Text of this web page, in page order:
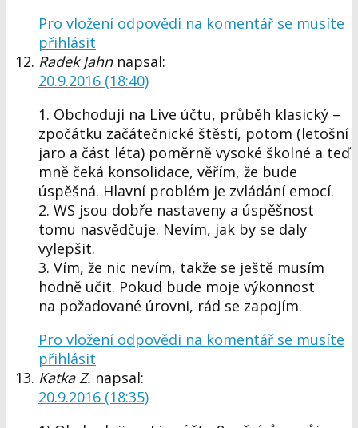
Pro vložení odpovědi na komentář se musíte
přihlásit
Radek Jahn napsal:
20.9.2016 (18:40)
1. Obchoduji na Live účtu, průběh klasický –
zpočátku začátečnické štěstí, potom (letošní
jaro a část léta) poměrně vysoké školné a teď
mně čeká konsolidace, věřím, že bude
úspěšná. Hlavní problém je zvládání emocí.
2. WS jsou dobře nastaveny a úspěšnost
tomu nasvědčuje. Nevím, jak by se daly
vylepšit.
3. Vím, že nic nevím, takže se ještě musím
hodně učit. Pokud bude moje výkonnost
na požadované úrovni, rád se zapojím.
Pro vložení odpovědi na komentář se musíte
přihlásit
Katka Z. napsal:
20.9.2016 (18:35)